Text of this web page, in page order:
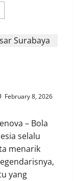
February 8, 2026
– Bola
selalu
menarik
yang